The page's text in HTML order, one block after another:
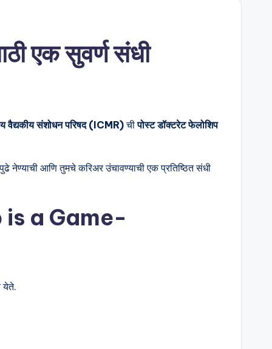
एक सुवर्ण संधी
वैद्यकीय संशोधन परिषद (ICMR)चीपोस्ट डॉक्टरेट फेलोशिप
नेण्याची आणि तुमचे करिअर उंचावण्याची एक प्रतिष्ठित संधी
is a Game-
येते.